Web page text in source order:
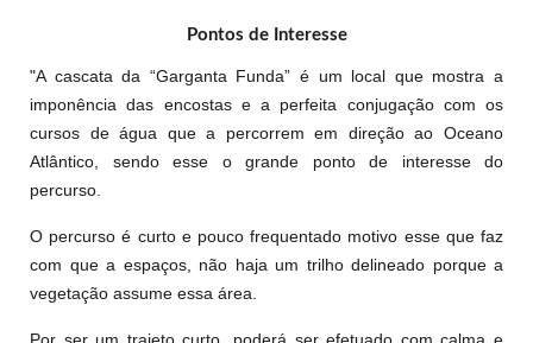
Pontos de Interesse
"A cascata da “Garganta Funda” é um local que mostra a
imponência das encostas e a perfeita conjugação com os
cursos de água que a percorrem em direção ao Oceano
Atlântico, sendo esse o grande ponto de interesse do
percurso.
O percurso é curto e pouco frequentado motivo esse que faz
com que a espaços, não haja um trilho delineado porque a
vegetação assume essa área.